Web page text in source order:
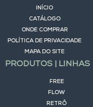
INÍCIO
CATÁLOGO
ONDE COMPRAR
POLÍTICA DE PRIVACIDADE
MAPA DO SITE
PRODUTOS | LINHAS
FREE
FLOW
RETRÔ